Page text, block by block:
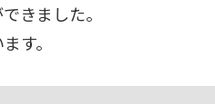
きました。
す。